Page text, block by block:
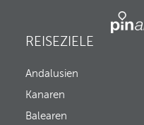
REISEZIELE
Andalusien
Kanaren
Balearen